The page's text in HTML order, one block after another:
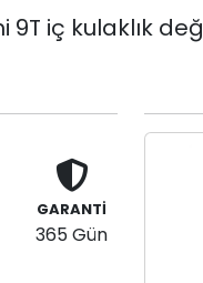
9T iç kulaklık
GARANTİ
365 Gün